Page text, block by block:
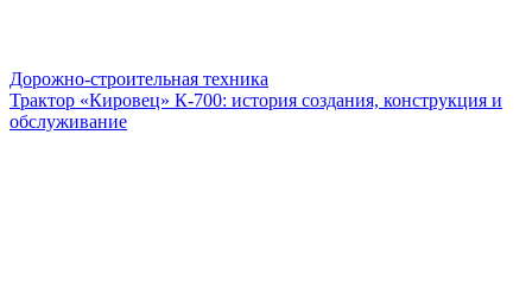
Дорожно-строительная техника
Трактор «Кировец» К-700: история создания, конструкция и
обслуживание